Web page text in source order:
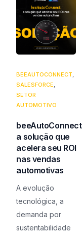
BEEAUTOCONNECT
SALESFORCE
SETOR
AUTOMOTIVO
beeAutoConnect
a solução que
acelera seu ROI
nas vendas
automotivas
A evolução
tecnológica, a
demanda por
sustentabilidade